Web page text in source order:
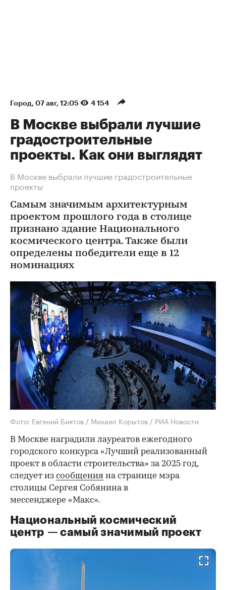
Город⁠, 07 авг, 12:05 4 154
В Москве выбрали лучшие
градостроительные
проекты. Как они выглядят
В Москве выбрали лучшие градостроительные
проекты
Самым значимым архитектурным
проектом прошлого года в столице
признано здание Национального
космического центра. Также были
определены победители еще в 12
номинациях
Фото: Евгений Биятов / Михаил Корытов / РИА Новости
В Москве наградили лауреатов ежегодного
городского конкурса «Лучший реализованный
проект в области строительства» за 2025 год,
следует из сообщения на странице мэра
столицы Сергея Собянина в
мессенджере «Макс».
Национальный космический
центр — самый значимый проект